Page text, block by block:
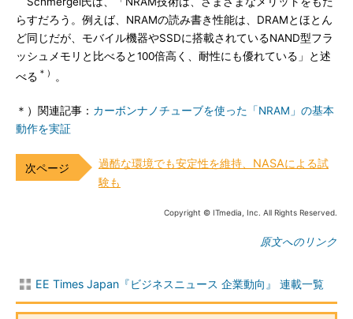
らすだろう。例えば、NRAMの読み書き性能は、DRAMとほとん
ど同じだが、モバイル機器やSSDに搭載されているNAND型フラ
ッシュメモリと比べると100倍高く、耐性にも優れている」と述
べる ＊） 。
＊）関連記事： カーボンナノチューブを使った「NRAM」の基本
動作を実証
過酷な環境でも安定性を維持、NASAによる試
験も
Copyright © ITmedia, Inc. All Rights Reserved.
原文へのリンク
EE Times Japan『ビジネスニュース 企業動向』 連載一覧